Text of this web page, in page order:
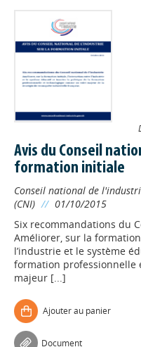
Avis du Conseil
formation initiale
Conseil national de
(CNI) // 01/10/2015
Six recommandations du
Améliorer, sur la
l’industrie et le système
formation professionnelle
majeur [...]
Ajouter au panier
Document